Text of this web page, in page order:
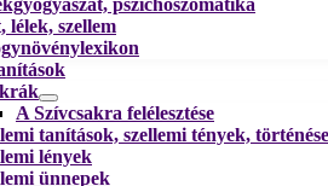
lélek, szellem
A Szívcsakra felélesztése
tanítások, szellemi tények,
lények
ünnepek